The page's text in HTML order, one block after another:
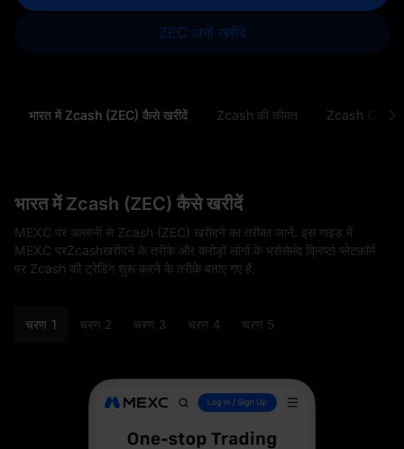
ZEC अभी खरीदें
भारत में Zcash (ZEC) कैसे खरीदें Zcash की कीमत Zcash (ZEC)
भारत में Zcash (ZEC) कैसे खरीदें
MEXC पर आसानी से Zcash (ZEC) खरीदने का तरीका जानें. इस गाइड में
MEXC परZcashखरीदने के तरीके और करोड़ों लोगों के भरोसेमंद क्रिप्टो प्लेटफ़ॉर्म
पर Zcash की ट्रेडिंग शुरू करने के तरीके बताए गए हैं.
चरण 1 चरण 2 चरण 3 चरण 4 चरण 5